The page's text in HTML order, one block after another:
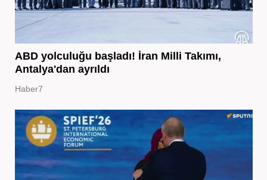
ABD yolculuğu başladı! İran Milli Takımı,
Antalya'dan ayrıldı
Haber7